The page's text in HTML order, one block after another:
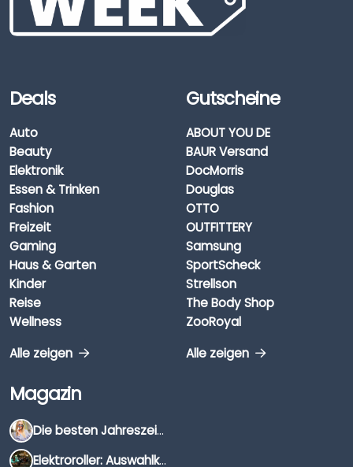
Deals
Auto
Beauty
Elektronik
Essen & Trinken
Fashion
Freizeit
Gaming
Haus & Garten
Kinder
Reise
Wellness
Alle zeigen
Gutscheine
ABOUT YOU DE
BAUR Versand
DocMorris
Douglas
OTTO
OUTFITTERY
Samsung
SportScheck
Strellson
The Body Shop
ZooRoyal
Alle zeigen
Magazin
Die besten Jahreszeiten für Schnäppchenjäger
Elektroroller: Auswahlkriterien, Unterschiede & Tipps